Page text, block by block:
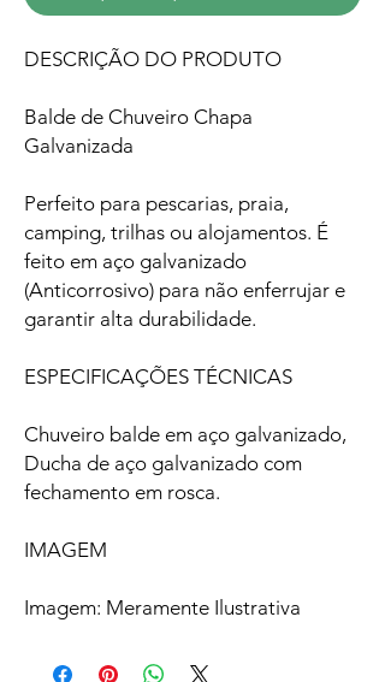
DESCRIÇÃO DO PRODUTO
Balde de Chuveiro Chapa
Galvanizada
Perfeito para pescarias, praia,
camping, trilhas ou alojamentos. É
feito em aço galvanizado
(Anticorrosivo) para não enferrujar e
garantir alta durabilidade.
ESPECIFICAÇÕES TÉCNICAS
Chuveiro balde em aço galvanizado,
Ducha de aço galvanizado com
fechamento em rosca.
IMAGEM
Imagem: Meramente Ilustrativa